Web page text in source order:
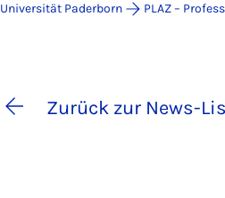
Universität Paderborn PLAZ –
Zurück zur News-